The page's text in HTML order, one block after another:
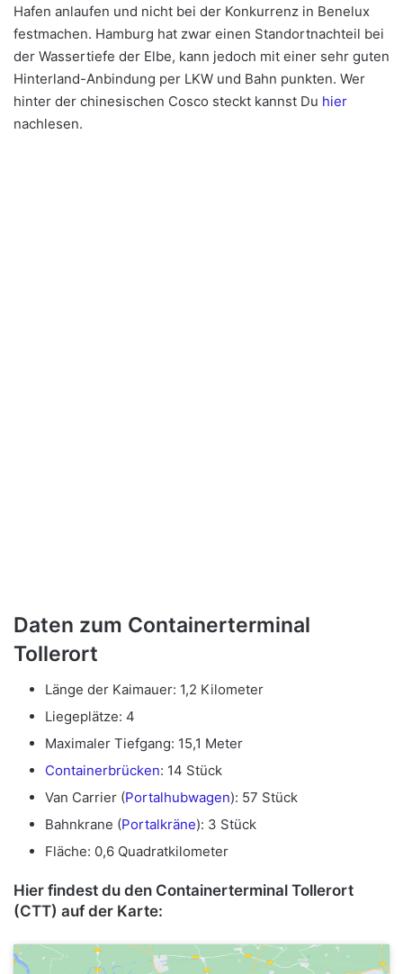
Hafen anlaufen und nicht bei der Konkurrenz in Benelux
festmachen. Hamburg hat zwar einen Standortnachteil bei
der Wassertiefe der Elbe, kann jedoch mit einer sehr guten
Hinterland-Anbindung per LKW und Bahn punkten. Wer
hinter der chinesischen Cosco steckt kannst Du hier
nachlesen.
Daten zum Containerterminal
Tollerort
Länge der Kaimauer: 1,2 Kilometer
Liegeplätze: 4
Maximaler Tiefgang: 15,1 Meter
Containerbrücken: 14 Stück
Van Carrier (Portalhubwagen): 57 Stück
Bahnkrane (Portalkräne): 3 Stück
Fläche: 0,6 Quadratkilometer
Hier findest du den Containerterminal Tollerort
(CTT) auf der Karte: